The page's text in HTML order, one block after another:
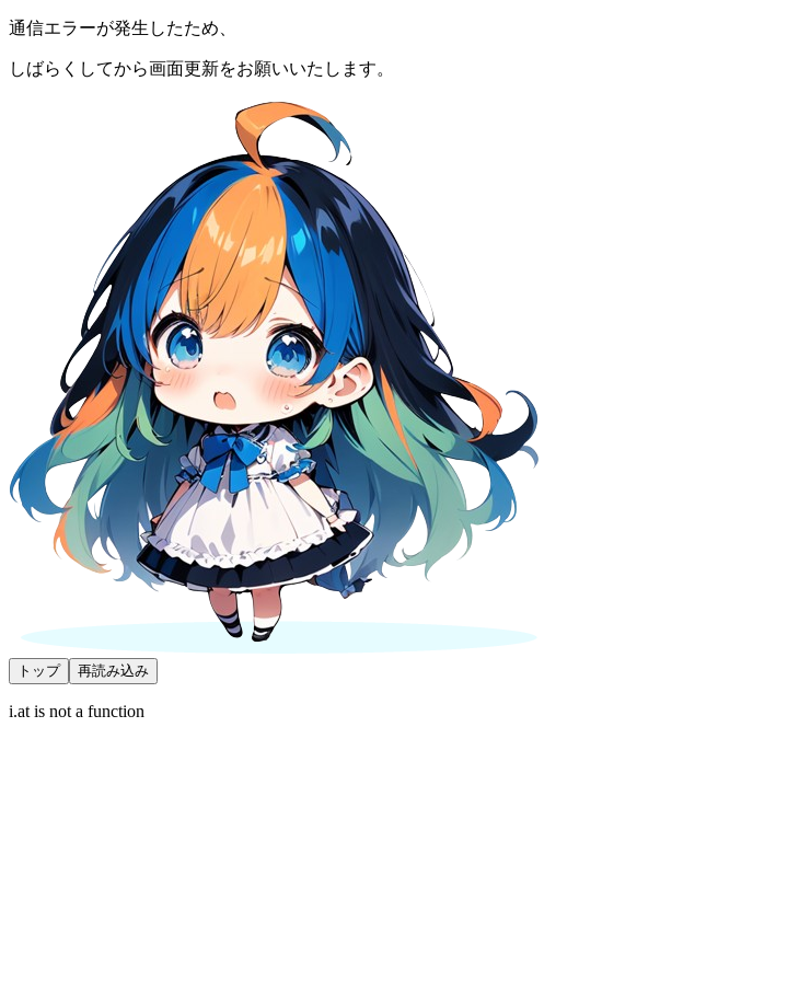
通信エラーが発生したため、
しばらくしてから画面更新をお願いいたします。
トップ 再読み込み
i.at is not a function